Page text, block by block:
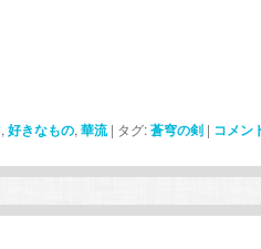
, 好きなもの, 華流 | タグ:蒼穹の剣 | コメン